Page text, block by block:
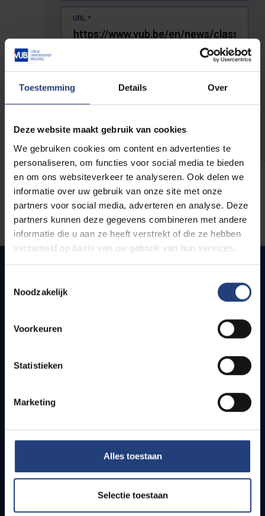
Toestemming Details Over
Deze website maakt gebruik van cookies
We gebruiken cookies om content en advertenties te
personaliseren, om functies voor social media te bieden
en om ons websiteverkeer te analyseren. Ook delen we
informatie over uw gebruik van onze site met onze
partners voor social media, adverteren en analyse. Deze
partners kunnen deze gegevens combineren met andere
informatie die u aan ze heeft verstrekt of die ze hebben
verzameld op basis van uw gebruik van hun services.
Noodzakelijk
Voorkeuren
Statistieken
Marketing
Alles toestaan
Selectie toestaan
URL *
The full URL of the page where you encountered the error.
Quick links
How to get to the VUB campuses
Students
PhD students